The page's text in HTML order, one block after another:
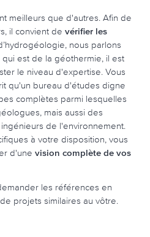
meilleurs que d'autres. Afin de
il convient de vérifier les
nous parlons
qui est de la géothermie, il est
le niveau d'expertise. Vous
qu'un bureau d'études digne
complètes parmi lesquelles
mais aussi des
de l'environnement.
à votre disposition, vous
d'une vision complète de vos
les références en
projets similaires au vôtre.